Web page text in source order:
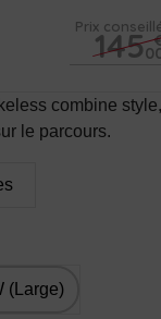
Prix145
combine
le parcours.
(Large)